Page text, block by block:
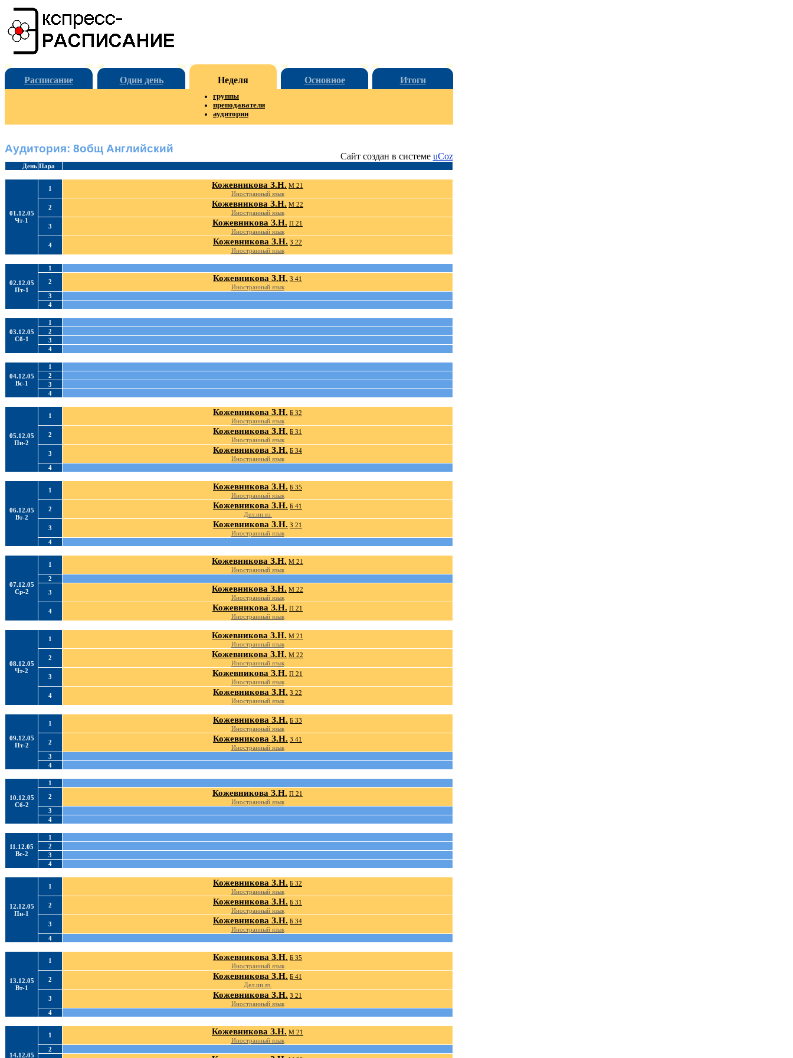
Расписание Один день Неделя Основное Итоги
группы
преподаватели
аудитории
Аудитория: 8общ Английский
День Пара
01.12.05
Чт-1
1 Кожевникова З.Н. М 21
Иностранный язык
2
Кожевникова З.Н. М 22
Иностранный язык
3
Кожевникова З.Н. П 21
Иностранный язык
4
Кожевникова З.Н. З 22
Иностранный язык
02.12.05
Пт-1
1
2
Кожевникова З.Н. З 41
Иностранный язык
3
4
03.12.05
Сб-1
1
2
3
4
04.12.05
Вс-1
1
2
3
4
05.12.05
Пн-2
1 Кожевникова З.Н. Б 32
Иностранный язык
2
Кожевникова З.Н. Б 31
Иностранный язык
3
Кожевникова З.Н. Б 34
Иностранный язык
4
06.12.05
Вт-2
1 Кожевникова З.Н. Б 35
Иностранный язык
2
Кожевникова З.Н. Б 41
Дел.ин.яз.
3
Кожевникова З.Н. З 21
Иностранный язык
4
07.12.05
Ср-2
1 Кожевникова З.Н. М 21
Иностранный язык
2
3
Кожевникова З.Н. М 22
Иностранный язык
4
Кожевникова З.Н. П 21
Иностранный язык
08.12.05
Чт-2
1 Кожевникова З.Н. М 21
Иностранный язык
2
Кожевникова З.Н. М 22
Иностранный язык
3
Кожевникова З.Н. П 21
Иностранный язык
4
Кожевникова З.Н. З 22
Иностранный язык
09.12.05
Пт-2
1 Кожевникова З.Н. Б 33
Иностранный язык
2
Кожевникова З.Н. З 41
Иностранный язык
3
4
10.12.05
Сб-2
1
2
Кожевникова З.Н. П 21
Иностранный язык
3
4
11.12.05
Вс-2
1
2
3
4
12.12.05
Пн-1
1 Кожевникова З.Н. Б 32
Иностранный язык
2
Кожевникова З.Н. Б 31
Иностранный язык
3
Кожевникова З.Н. Б 34
Иностранный язык
4
13.12.05
Вт-1
1 Кожевникова З.Н. Б 35
Иностранный язык
2
Кожевникова З.Н. Б 41
Дел.ин.яз.
3
Кожевникова З.Н. З 21
Иностранный язык
4
14.12.05
1 Кожевникова З.Н. М 21
Иностранный язык
2
Сайт создан в системе uCoz